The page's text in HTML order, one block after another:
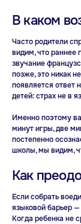
В каком
Часто родители
видим, что раннее
звучание
позже, это никак
появляется ответ
детей: страх не в
Именно поэтому
минут игры, две
постепенно
школы, мы видим,
Как
Если собрать
языковой барьер —
Когда ребенка не
На
Записаться
Не
на